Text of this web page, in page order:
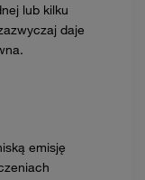
lub kilku
daje
emisję